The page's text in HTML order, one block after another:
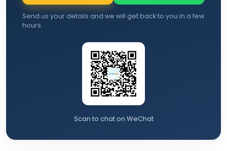
Send us your details and we will get back to you in a few
hours.
Scan to chat on WeChat